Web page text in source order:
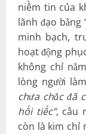
niềm tin của
lãnh đạo bằng
minh bạch,
hoạt động
không chỉ
lòng người
chưa chắc đã
hối tiếc”, câu
còn là kim chỉ